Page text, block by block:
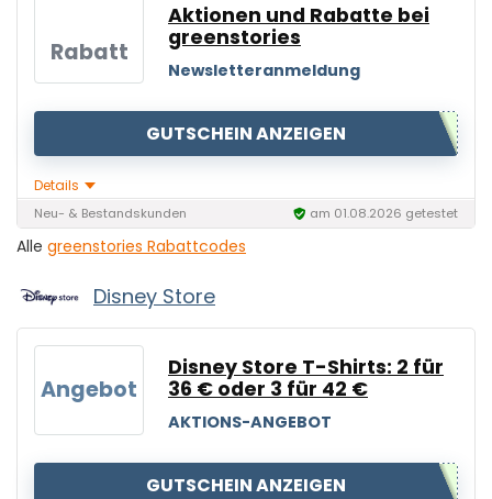
Rabatt
Aktionen und Rabatte bei
greenstories
Newsletteranmeldung
GUTSCHEIN ANZEIGEN
Details
Neu- & Bestandskunden am 01.08.2026 getestet
Alle greenstories Rabattcodes
Disney Store
Angebot
Disney Store T-Shirts: 2 für
36 € oder 3 für 42 €
AKTIONS-ANGEBOT
GUTSCHEIN ANZEIGEN